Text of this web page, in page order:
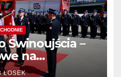
Świnoujścia –
na
komendantów
ŁOSEK